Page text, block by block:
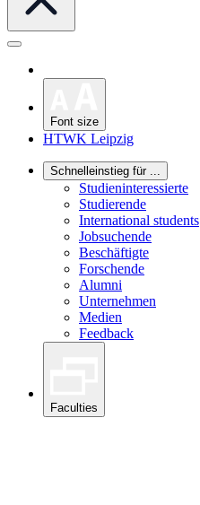
Font size
HTWK Leipzig
Schnelleinstieg für ...
Studieninteressierte
Studierende
International students
Jobsuchende
Beschäftigte
Forschende
Alumni
Unternehmen
Medien
Feedback
Faculties